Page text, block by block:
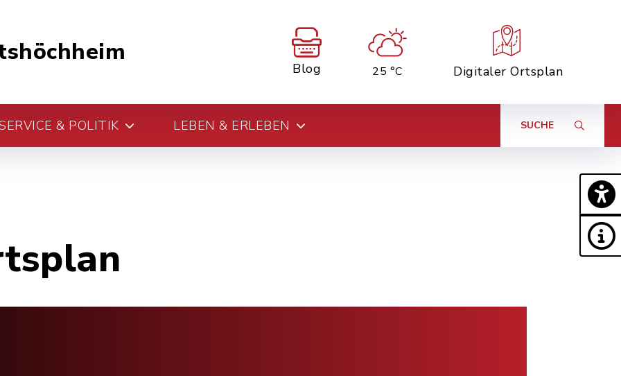
Blog 25 °C Digitaler Ortsplan
& POLITIK LEBEN & ERLEBEN SUCHE